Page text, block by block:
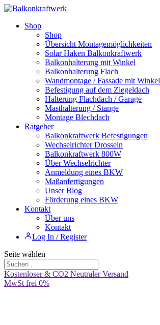
Shop
Shop
Übersicht Montagemöglichkeiten
Solar Haken Balkonkraftwerk
Balkonhalterung mit Winkel
Balkonhalterung Flach
Wandmontage / Fassade mit Winkel
Befestigung auf dem Ziegeldach
Halterung Flachdach / Garage
Masthalterung / Stange
Montage Blechdach
Ratgeber
Balkonkraftwerk Befestigungen
Wechselrichter Drosseln
Balkonkraftwerk 800W
Über Wechselrichter
Anmeldung eines BKW
Maßanfertigungen
Unser Blog
Förderung eines BKW
Kontakt
Über uns
Kontakt
Log In / Register
Seite wählen
Kostenloser & CO2 Neutraler Versand
MwSt frei 0%